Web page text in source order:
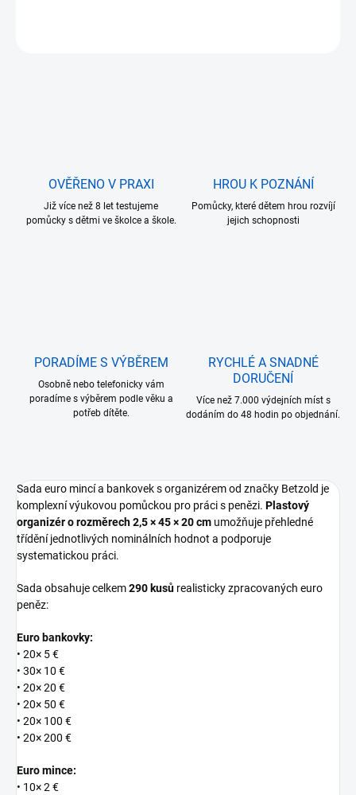
OVĚŘENO V PRAXI
Již více než 8 let testujeme
pomůcky s dětmi ve školce a škole.
HROU K POZNÁNÍ
Pomůcky, které dětem hrou rozvíjí
jejich schopnosti
PORADÍME S VÝBĚREM
Osobně nebo telefonicky vám
poradíme s výběrem podle věku a
potřeb dítěte.
RYCHLÉ A SNADNÉ
DORUČENÍ
Více než 7.000 výdejních míst s
dodáním do 48 hodin po objednání.
Sada euro mincí a bankovek s organizérem od značky Betzold je
komplexní výukovou pomůckou pro práci s penězi. Plastový
organizér o rozměrech 2,5 × 45 × 20 cm umožňuje přehledné
třídění jednotlivých nominálních hodnot a podporuje
systematickou práci.
Sada obsahuje celkem290 kusů realisticky zpracovaných euro
peněz:
Euro bankovky:
• 20× 5 €
• 30× 10 €
• 20× 20 €
• 20× 50 €
• 20× 100 €
• 20× 200 €
Euro mince:
• 10× 2 €